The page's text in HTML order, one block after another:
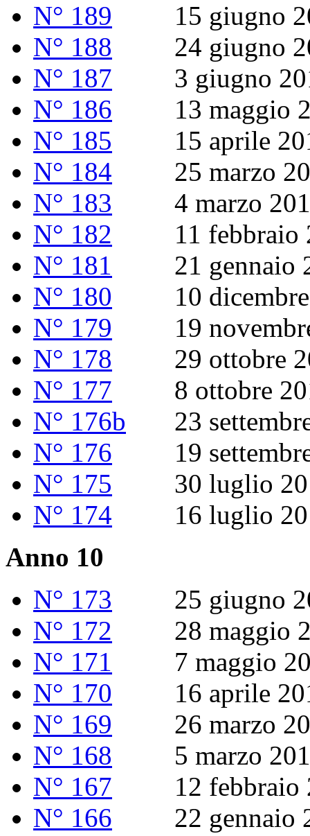
N° 189 15 giugno
N° 188 24 giugno
N° 187 3 giugno
N° 186 13 maggio
N° 185 15 aprile
N° 184 25 marzo
N° 183 4 marzo
N° 182 11 febbraio
N° 181 21 gennaio
N° 180 10 dicembre
N° 179 19
N° 178 29 ottobre
N° 177 8 ottobre
N° 176b 23 settembre
N° 176 19 settembre
N° 175 30 luglio
N° 174 16 luglio
Anno 10
N° 173 25 giugno
N° 172 28 maggio
N° 171 7 maggio
N° 170 16 aprile
N° 169 26 marzo
N° 168 5 marzo
N° 167 12 febbraio
N° 166 22 gennaio